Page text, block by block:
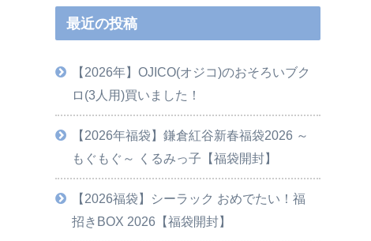
最近の投稿
【2026年】OJICO(オジコ)のおそろいブク
ロ(3人用)買いました！
【2026年福袋】鎌倉紅谷新春福袋2026 ～
もぐもぐ～ くるみっ子【福袋開封】
【2026福袋】シーラック おめでたい！福
招きBOX 2026【福袋開封】